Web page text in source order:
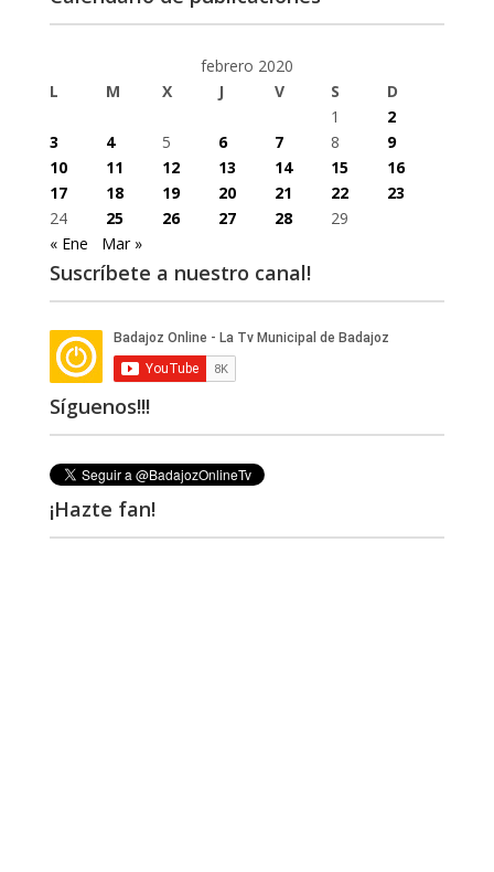
febrero 2020
L
M X J V S
D
1
2
3
4 5 6 7 8
9
10
11 12 13 14 15
16
17
18 19 20 21 22
23
24
25 26 27 28
29
« Ene
Mar »
Suscríbete a nuestro canal!
Síguenos!!!
¡Hazte fan!